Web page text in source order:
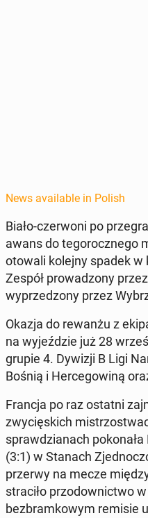
News available in Polish
Biało-cz­er­woni po
awans do tegorocznego
otowali kolejny spadek w
Zespół prowad­zony
wyprzed­zony przez
Okazja do rewanżu z
na wyjeździe już 28
grupie 4. Dywizji B Ligi
Bośnią i Herce­gow­iną
Francja po raz ostatni
zwycięs­kich
sprawdzianach
(3:1) w Stanach
przerwy na mecze
straciło przodown­ict­wo
bezbramkowym remisie